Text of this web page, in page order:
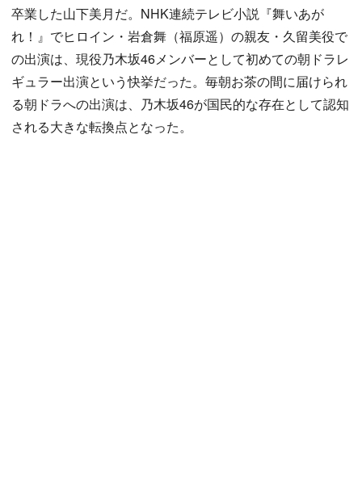
卒業した山下美月だ。NHK連続テレビ小説『舞いあが
れ！』でヒロイン・岩倉舞（福原遥）の親友・久留美役で
の出演は、現役乃木坂46メンバーとして初めての朝ドラレ
ギュラー出演という快挙だった。毎朝お茶の間に届けられ
る朝ドラへの出演は、乃木坂46が国民的な存在として認知
される大きな転換点となった。